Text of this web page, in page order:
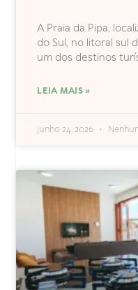
A Praia da Pipa,
do Sul, no litoral sul
um dos destinos
LEIA MAIS »
junho 24, 2026